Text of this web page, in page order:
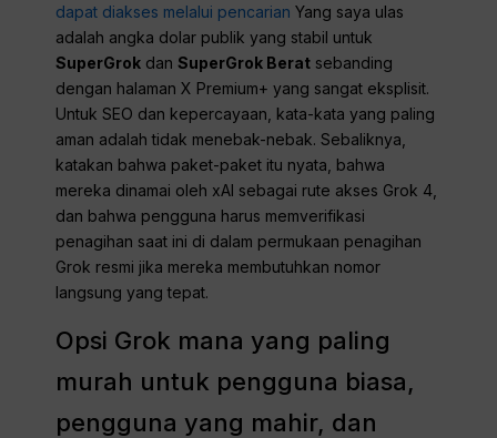
dapat diakses melalui pencarian Yang saya ulas
adalah angka dolar publik yang stabil untuk
SuperGrok dan SuperGrok Berat sebanding
dengan halaman X Premium+ yang sangat eksplisit.
Untuk SEO dan kepercayaan, kata-kata yang paling
aman adalah tidak menebak-nebak. Sebaliknya,
katakan bahwa paket-paket itu nyata, bahwa
mereka dinamai oleh xAI sebagai rute akses Grok 4,
dan bahwa pengguna harus memverifikasi
penagihan saat ini di dalam permukaan penagihan
Grok resmi jika mereka membutuhkan nomor
langsung yang tepat.
Opsi Grok mana yang paling
murah untuk pengguna biasa,
pengguna yang mahir, dan